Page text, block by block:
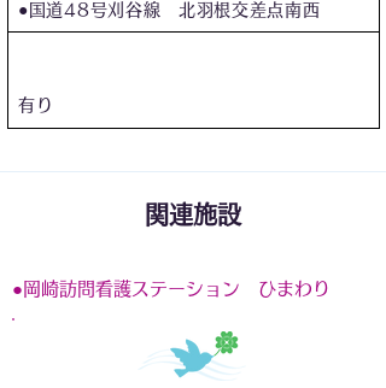
●国道48号刈谷線 北羽根交差点南西
有り
関連施設
●岡崎訪問看護ステーション ひまわり